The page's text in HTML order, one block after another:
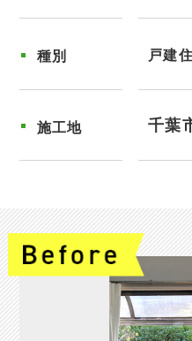
種別 戸建
施工地 千葉